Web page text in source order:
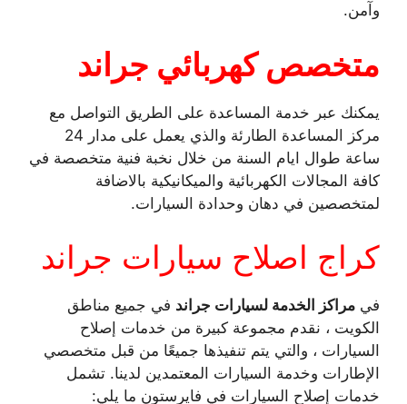
وآمن.
متخصص كهربائي جراند
يمكنك عبر خدمة المساعدة على الطريق التواصل مع
مركز المساعدة الطارئة والذي يعمل على مدار 24
ساعة طوال ايام السنة من خلال نخبة فنية متخصصة في
كافة المجالات الكهربائية والميكانيكية بالاضافة
لمتخصصين في دهان وحدادة السيارات.
كراج اصلاح سيارات جراند
في مراكز الخدمة لسيارات جراند في جميع مناطق
الكويت ، نقدم مجموعة كبيرة من خدمات إصلاح
السيارات ، والتي يتم تنفيذها جميعًا من قبل متخصصي
الإطارات وخدمة السيارات المعتمدين لدينا. تشمل
خدمات إصلاح السيارات في فايرستون ما يلي: